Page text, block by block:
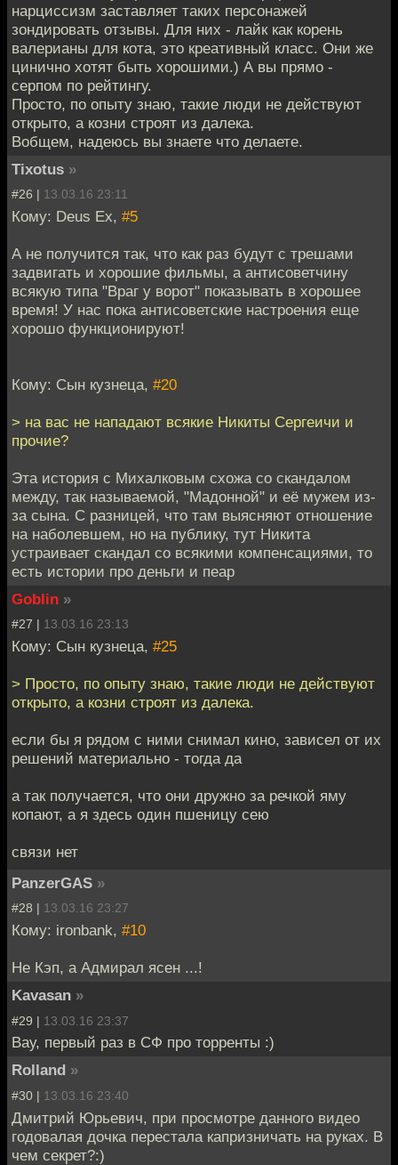
нарциссизм заставляет таких персонажей
зондировать отзывы. Для них - лайк как корень
валерианы для кота, это креативный класс. Они же
цинично хотят быть хорошими.) А вы прямо -
серпом по рейтингу.
Просто, по опыту знаю, такие люди не действуют
открыто, а козни строят из далека.
Вобщем, надеюсь вы знаете что делаете.
Tixotus »
#26 | 13.03.16 23:11
Кому: Deus Ex, #5
А не получится так, что как раз будут с трешами
задвигать и хорошие фильмы, а антисоветчину
всякую типа "Враг у ворот" показывать в хорошее
время! У нас пока антисоветские настроения еще
хорошо функционируют!
Кому: Сын кузнеца, #20
> на вас не нападают всякие Никиты Сергеичи и
прочие?
Эта история с Михалковым схожа со скандалом
между, так называемой, "Мадонной" и её мужем из-
за сына. С разницей, что там выясняют отношение
на наболевшем, но на публику, тут Никита
устраивает скандал со всякими компенсациями, то
есть истории про деньги и пеар
Goblin »
#27 | 13.03.16 23:13
Кому: Сын кузнеца, #25
> Просто, по опыту знаю, такие люди не действуют
открыто, а козни строят из далека.
если бы я рядом с ними снимал кино, зависел от их
решений материально - тогда да
а так получается, что они дружно за речкой яму
копают, а я здесь один пшеницу сею
связи нет
PanzerGAS »
#28 | 13.03.16 23:27
Кому: ironbank, #10
Не Кэп, а Адмирал ясен ...!
Kavasan »
#29 | 13.03.16 23:37
Вау, первый раз в СФ про торренты :)
Rolland »
#30 | 13.03.16 23:40
Дмитрий Юрьевич, при просмотре данного видео
годовалая дочка перестала капризничать на руках. В
чем секрет?:)